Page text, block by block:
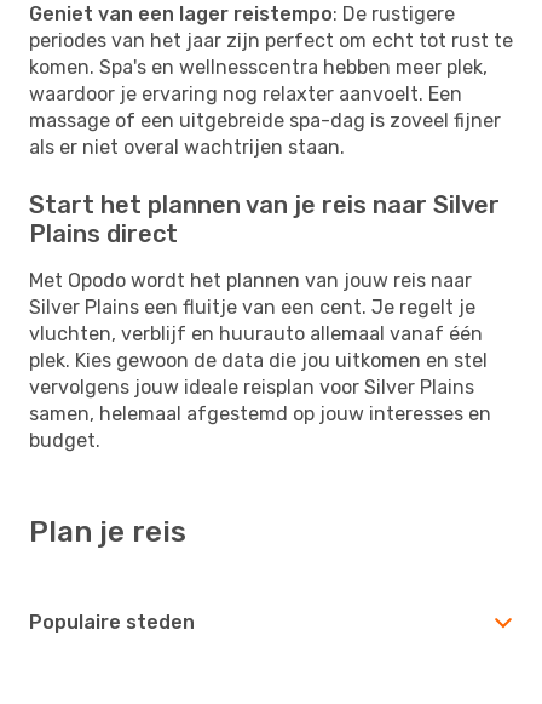
Geniet van een lager reistempo: De rustigere
periodes van het jaar zijn perfect om echt tot rust te
komen. Spa's en wellnesscentra hebben meer plek,
waardoor je ervaring nog relaxter aanvoelt. Een
massage of een uitgebreide spa-dag is zoveel fijner
als er niet overal wachtrijen staan.
Start het plannen van je reis naar Silver
Plains direct
Met Opodo wordt het plannen van jouw reis naar
Silver Plains een fluitje van een cent. Je regelt je
vluchten, verblijf en huurauto allemaal vanaf één
plek. Kies gewoon de data die jou uitkomen en stel
vervolgens jouw ideale reisplan voor Silver Plains
samen, helemaal afgestemd op jouw interesses en
budget.
Plan je reis
Populaire steden